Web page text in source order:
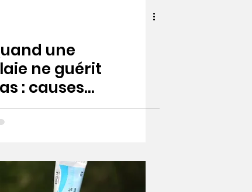
une
ne guérit
: causes
et
en
lente